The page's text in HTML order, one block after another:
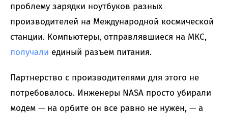
проблему зарядки ноутбуков разных
производителей на Международной космической
станции. Компьютеры, отправлявшиеся на МКС,
получали единый разъем питания.
Партнерство с производителями для этого не
потребовалось. Инженеры NASA просто убирали
модем — на орбите он все равно не нужен, — а